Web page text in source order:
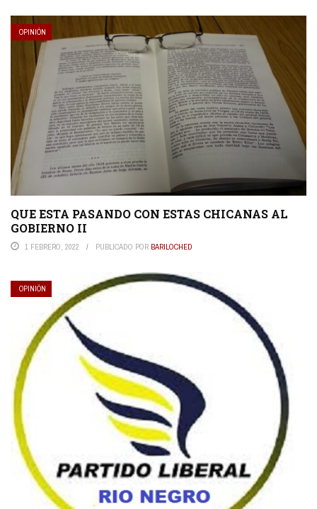
OPINIÓN
QUE ESTA PASANDO CON ESTAS CHICANAS AL
GOBIERNO II
1 FEBRERO, 2022 PUBLICADO POR BARILOCHED
OPINIÓN